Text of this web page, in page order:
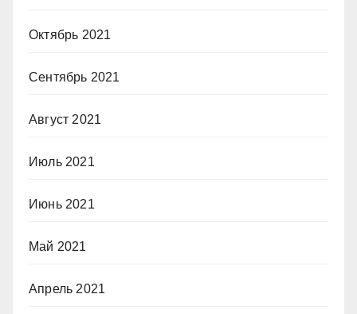
Октябрь 2021
Сентябрь 2021
Август 2021
Июль 2021
Июнь 2021
Май 2021
Апрель 2021